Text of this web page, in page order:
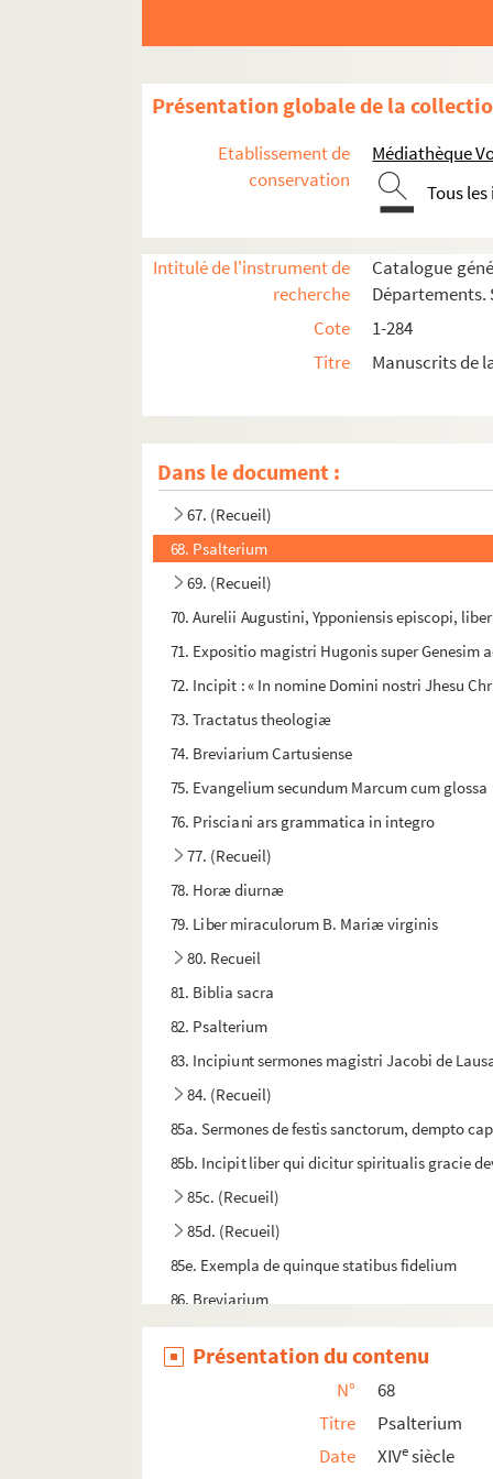
Présentation globale de la
Etablissement de
conservation
Médiathèque
Tous
Intitulé de l'instrument de
recherche
Catalogue
Départements.
Cote
1-284
Titre
Manuscrits de
Dans le document :
55. Manuductio ad quinque partes philosophiæ
57. (Recueil)
59. (Recueil)
60. Antiphonarium
64. Rituale Cisterciense
65. (Recueil)
66. (Recueil)
67. (Recueil)
68. Psalterium
69. (Recueil)
70. Aurelii Augustini, Ypponiensis episcopi,
71. Expositio magistri Hugonis super Genesim
72. Incipit : « In nomine Domini nostri Jhesu
73. Tractatus theologiæ
74. Breviarium Cartusiense
75. Evangelium secundum Marcum cum glossa
76. Prisciani ars grammatica in integro
77. (Recueil)
78. Horæ diurnæ
79. Liber miraculorum B. Mariæ virginis
80. Recueil
81. Biblia sacra
82. Psalterium
83. Incipiunt sermones magistri Jacobi de
84. (Recueil)
85a. Sermones de festis sanctorum, dempto
85b. Incipit liber qui dicitur spiritualis gracie
85c. (Recueil)
85d. (Recueil)
85e. Exempla de quinque statibus fidelium
86. Breviarium
87. (Recueil)
88. (Recueil)
Présentation du contenu
N°
68
Titre
Psalterium
Date
XIVesiècle